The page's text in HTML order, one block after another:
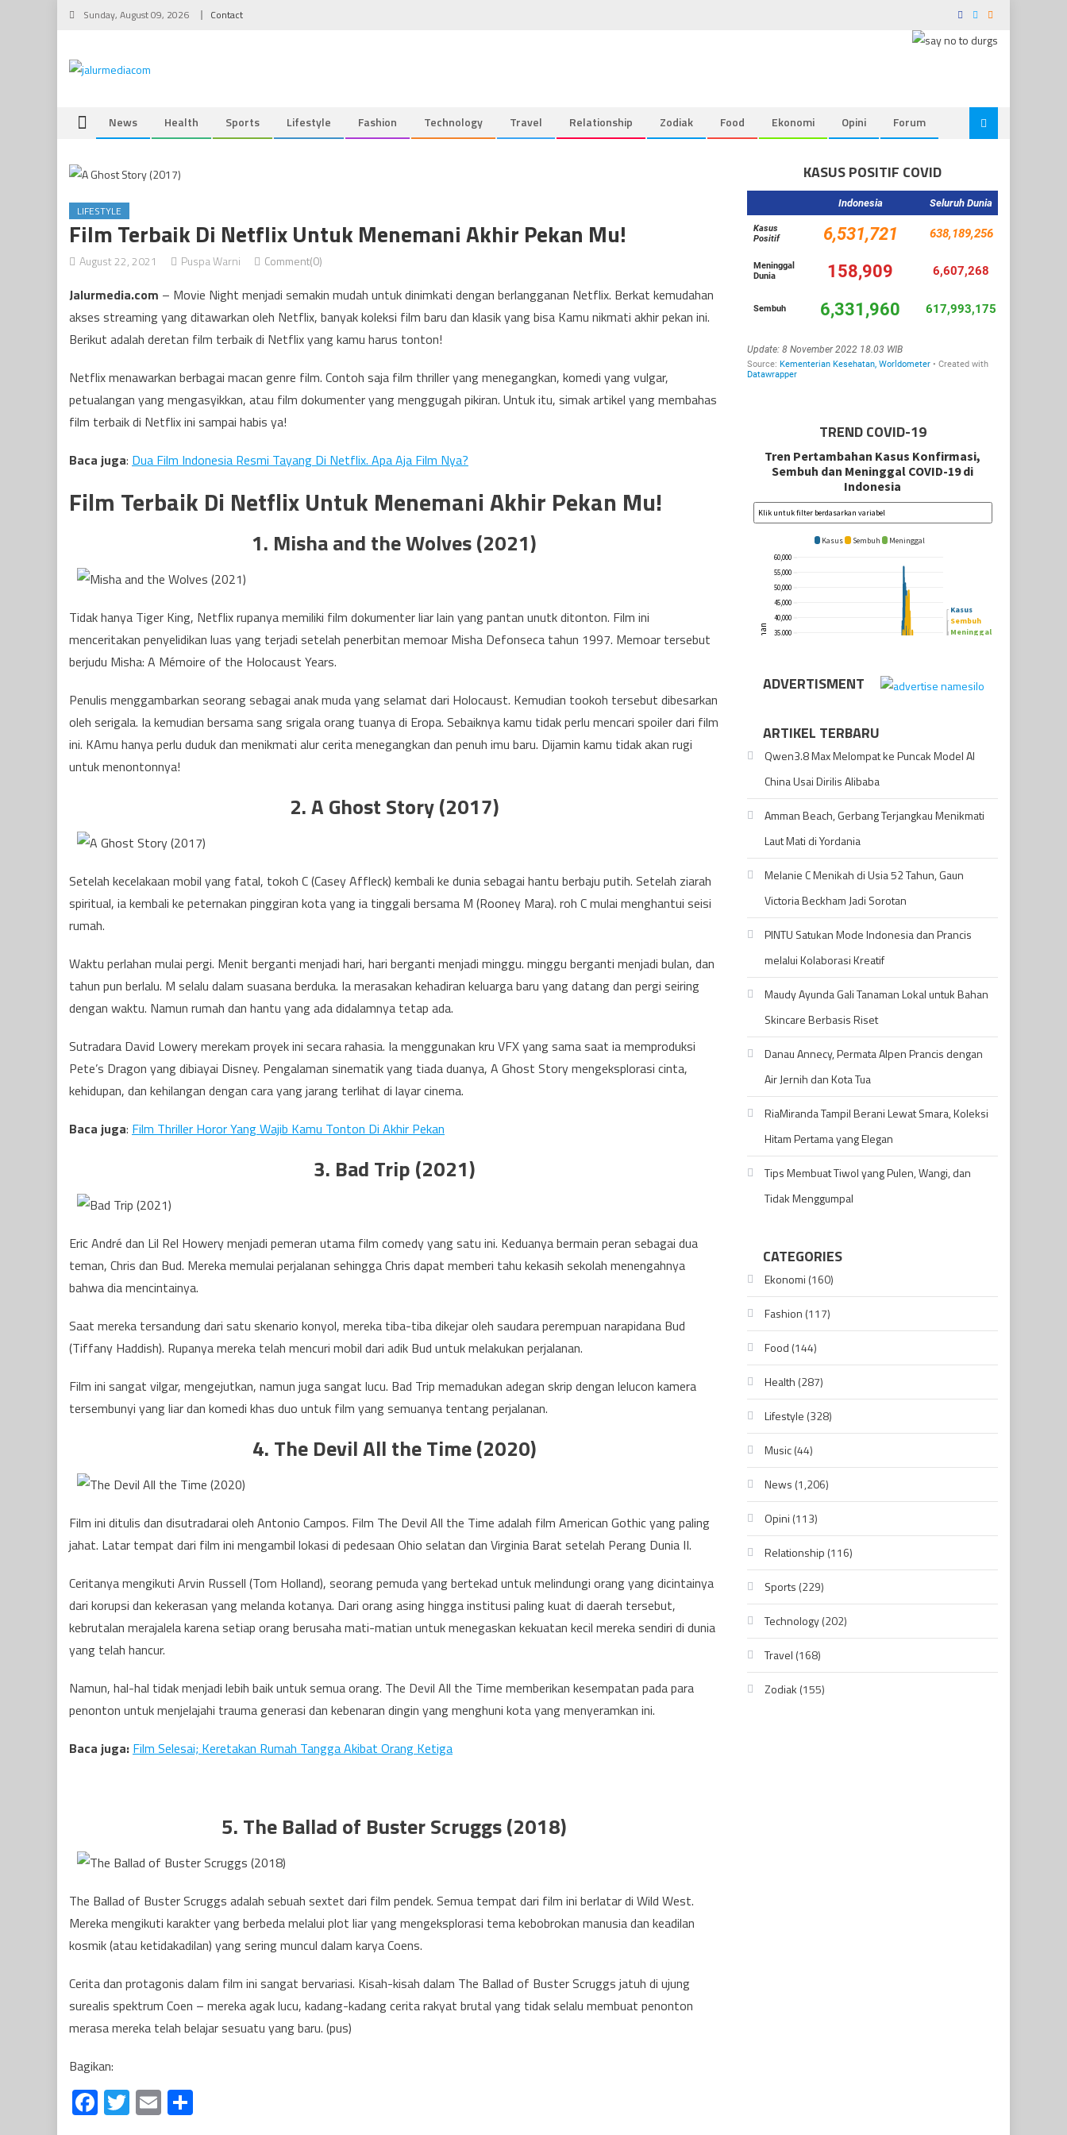
Skip
Sunday, August 09, 2026 Contact
News Health Sports Lifestyle Fashion Technology Travel Relationship Zodiak Food Ekonomi Opini Forum
LIFESTYLE
Film Terbaik Di Netflix Untuk Menemani Akhir Pekan Mu!
August 22, 2021 Puspa Warni Comment(0)
Jalurmedia.com – Movie Night menjadi semakin mudah untuk dinimkati dengan berlangganan Netflix. Berkat kemudahan
akses streaming yang ditawarkan oleh Netflix, banyak koleksi film baru dan klasik yang bisa Kamu nikmati akhir pekan ini.
Berikut adalah deretan film terbaik di Netflix yang kamu harus tonton!
Netflix menawarkan berbagai macan genre film. Contoh saja film thriller yang menegangkan, komedi yang vulgar,
petualangan yang mengasyikkan, atau film dokumenter yang menggugah pikiran. Untuk itu, simak artikel yang membahas
film terbaik di Netflix ini sampai habis ya!
Baca juga: Dua Film Indonesia Resmi Tayang Di Netflix. Apa Aja Film Nya?
Film Terbaik Di Netflix Untuk Menemani Akhir Pekan Mu!
1. Misha and the Wolves (2021)
Tidak hanya Tiger King, Netflix rupanya memiliki film dokumenter liar lain yang pantan unutk ditonton. Film ini
menceritakan penyelidikan luas yang terjadi setelah penerbitan memoar Misha Defonseca tahun 1997. Memoar tersebut
berjudu Misha: A Mémoire of the Holocaust Years.
Penulis menggambarkan seorang sebagai anak muda yang selamat dari Holocaust. Kemudian tookoh tersebut dibesarkan
oleh serigala. Ia kemudian bersama sang srigala orang tuanya di Eropa. Sebaiknya kamu tidak perlu mencari spoiler dari film
ini. KAmu hanya perlu duduk dan menikmati alur cerita menegangkan dan penuh imu baru. Dijamin kamu tidak akan rugi
untuk menontonnya!
2. A Ghost Story (2017)
Setelah kecelakaan mobil yang fatal, tokoh C (Casey Affleck) kembali ke dunia sebagai hantu berbaju putih. Setelah ziarah
spiritual, ia kembali ke peternakan pinggiran kota yang ia tinggali bersama M (Rooney Mara). roh C mulai menghantui seisi
rumah.
Waktu perlahan mulai pergi. Menit berganti menjadi hari, hari berganti menjadi minggu. minggu berganti menjadi bulan, dan
tahun pun berlalu. M selalu dalam suasana berduka. Ia merasakan kehadiran keluarga baru yang datang dan pergi seiring
dengan waktu. Namun rumah dan hantu yang ada didalamnya tetap ada.
Sutradara David Lowery merekam proyek ini secara rahasia. Ia menggunakan kru VFX yang sama saat ia memproduksi
Pete’s Dragon yang dibiayai Disney. Pengalaman sinematik yang tiada duanya, A Ghost Story mengeksplorasi cinta,
kehidupan, dan kehilangan dengan cara yang jarang terlihat di layar cinema.
Baca juga: Film Thriller Horor Yang Wajib Kamu Tonton Di Akhir Pekan
3. Bad Trip (2021)
Eric André dan Lil Rel Howery menjadi pemeran utama film comedy yang satu ini. Keduanya bermain peran sebagai dua
teman, Chris dan Bud. Mereka memulai perjalanan sehingga Chris dapat memberi tahu kekasih sekolah menengahnya
bahwa dia mencintainya.
Saat mereka tersandung dari satu skenario konyol, mereka tiba-tiba dikejar oleh saudara perempuan narapidana Bud
(Tiffany Haddish). Rupanya mereka telah mencuri mobil dari adik Bud untuk melakukan perjalanan.
Film ini sangat vilgar, mengejutkan, namun juga sangat lucu. Bad Trip memadukan adegan skrip dengan lelucon kamera
tersembunyi yang liar dan komedi khas duo untuk film yang semuanya tentang perjalanan.
4. The Devil All the Time (2020)
Film ini ditulis dan disutradarai oleh Antonio Campos. Film The Devil All the Time adalah film American Gothic yang paling
jahat. Latar tempat dari film ini mengambil lokasi di pedesaan Ohio selatan dan Virginia Barat setelah Perang Dunia II.
Ceritanya mengikuti Arvin Russell (Tom Holland), seorang pemuda yang bertekad untuk melindungi orang yang dicintainya
dari korupsi dan kekerasan yang melanda kotanya. Dari orang asing hingga institusi paling kuat di daerah tersebut,
kebrutalan merajalela karena setiap orang berusaha mati-matian untuk menegaskan kekuatan kecil mereka sendiri di dunia
yang telah hancur.
Namun, hal-hal tidak menjadi lebih baik untuk semua orang. The Devil All the Time memberikan kesempatan pada para
penonton untuk menjelajahi trauma generasi dan kebenaran dingin yang menghuni kota yang menyeramkan ini.
Baca juga: Film Selesai; Keretakan Rumah Tangga Akibat Orang Ketiga
5. The Ballad of Buster Scruggs (2018)
The Ballad of Buster Scruggs adalah sebuah sextet dari film pendek. Semua tempat dari film ini berlatar di Wild West.
Mereka mengikuti karakter yang berbeda melalui plot liar yang mengeksplorasi tema kebobrokan manusia dan keadilan
kosmik (atau ketidakadilan) yang sering muncul dalam karya Coens.
Cerita dan protagonis dalam film ini sangat bervariasi. Kisah-kisah dalam The Ballad of Buster Scruggs jatuh di ujung
surealis spektrum Coen – mereka agak lucu, kadang-kadang cerita rakyat brutal yang tidak selalu membuat penonton
merasa mereka telah belajar sesuatu yang baru. (pus)
Bagikan:
Facebook
Twitter
Email
KASUS POSITIF COVID
TREND COVID-19
ADVERTISMENT
ARTIKEL TERBARU
Qwen3.8 Max Melompat ke Puncak Model AI
China Usai Dirilis Alibaba
Amman Beach, Gerbang Terjangkau Menikmati
Laut Mati di Yordania
Melanie C Menikah di Usia 52 Tahun, Gaun
Victoria Beckham Jadi Sorotan
PINTU Satukan Mode Indonesia dan Prancis
melalui Kolaborasi Kreatif
Maudy Ayunda Gali Tanaman Lokal untuk Bahan
Skincare Berbasis Riset
Danau Annecy, Permata Alpen Prancis dengan
Air Jernih dan Kota Tua
RiaMiranda Tampil Berani Lewat Smara, Koleksi
Hitam Pertama yang Elegan
Tips Membuat Tiwol yang Pulen, Wangi, dan
Tidak Menggumpal
CATEGORIES
Ekonomi (160)
Fashion (117)
Food (144)
Health (287)
Lifestyle (328)
Music(44)
News (1,206)
Opini (113)
Relationship (116)
Sports (229)
Technology(202)
Travel (168)
Zodiak (155)